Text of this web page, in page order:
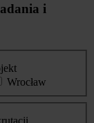
i
Wrocław